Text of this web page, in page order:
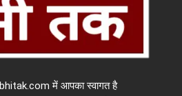
में आपका स्वागत है